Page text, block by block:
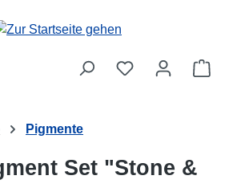
Pigmente
Set "Stone &